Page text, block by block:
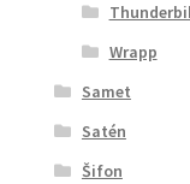
Wrapp
Samet
Satén
Šifon